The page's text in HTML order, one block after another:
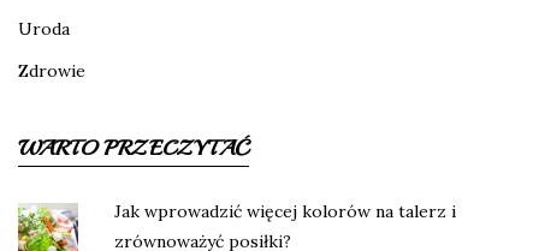
Uroda
Zdrowie
WARTO PRZECZYTAĆ
Jak wprowadzić więcej kolorów na talerz i
zrównoważyć posiłki?